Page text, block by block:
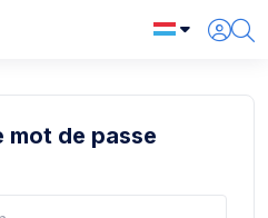
mot de passe